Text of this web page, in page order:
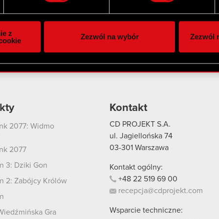
do spersonalizowania treści i reklam, aby oferować funkcje
i analitycznym. Partnerzy mogą połączyć te informacje
podczas korzystania z ich usług. Kontynuując
cookie.
z
Zezwól na wybór Zezwól
Twitter
2077: Widmo
2077
3: Dziki Gon
2: Zabójcy Królów
Gra
Kontakt
CD PROJEKT S.A.
ul. Jagiellońska 74
03-301 Warszawa
Kontakt ogólny:
+48 22 519 69 00
recepcja@cdprojekt.com
Wsparcie techniczne: